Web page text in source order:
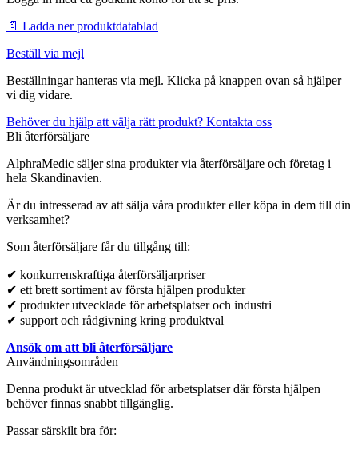
📄 Ladda ner produktdatablad
Beställ via mejl
Beställningar hanteras via mejl. Klicka på knappen ovan så hjälper
vi dig vidare.
Behöver du hjälp att välja rätt produkt? Kontakta oss
Bli återförsäljare
AlphraMedic säljer sina produkter via återförsäljare och företag i
hela Skandinavien.
Är du intresserad av att sälja våra produkter eller köpa in dem till din
verksamhet?
Som återförsäljare får du tillgång till:
✔ konkurrenskraftiga återförsäljarpriser
✔ ett brett sortiment av första hjälpen produkter
✔ produkter utvecklade för arbetsplatser och industri
✔ support och rådgivning kring produktval
Ansök om att bli återförsäljare
Användningsområden
Denna produkt är utvecklad för arbetsplatser där första hjälpen
behöver finnas snabbt tillgänglig.
Passar särskilt bra för: